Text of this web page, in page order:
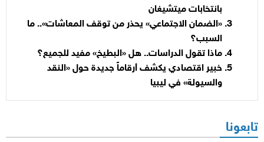
بانتخابات ميتشيغان
«الضمان الاجتماعي» يحذر من توقف المعاشات».. ما
السبب؟
ماذا تقول الدراسات.. هل «البطيخ» مفيد للجميع؟
خبير اقتصادي يكشف أرقاماً جديدة حول «النقد
والسيولة» في ليبيا
تابعونا